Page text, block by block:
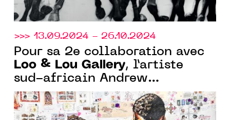
>>> 13.09.2024 - 26.10.2024
Pour sa 2e collaboration avec
Loo & Lou Gallery, l’artiste
sud-africain Andrew
Ntshabele signe l’exposition
"The Silent Companions".